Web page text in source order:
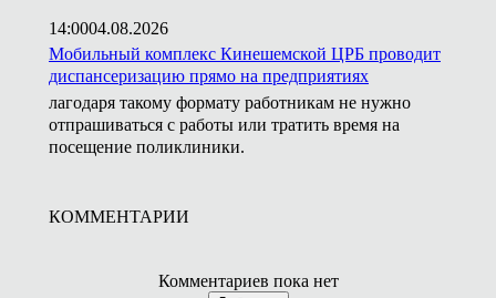
14:0004.08.2026
Мобильный комплекс Кинешемской ЦРБ проводит
диспансеризацию прямо на предприятиях
лагодаря такому формату работникам не нужно
отпрашиваться с работы или тратить время на
посещение поликлиники.
КОММЕНТАРИИ
Комментариев пока нет